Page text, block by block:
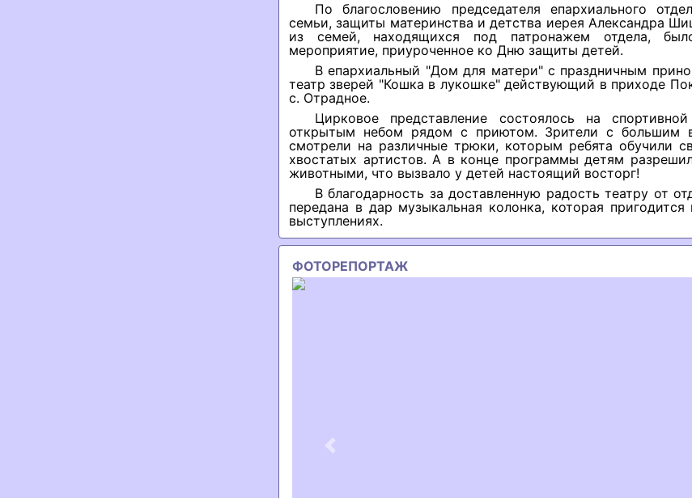
По благословению председателя епархиального
семьи, защиты материнства и детства иерея Александра
из семей, находящихся под патронажем отдела,
мероприятие, приуроченное ко Дню защиты детей.
В епархиальный "Дом для матери" с праздничным
театр зверей "Кошка в лукошке" действующий в приходе
с. Отрадное.
Цирковое представление состоялось на
открытым небом рядом с приютом. Зрители с большим
смотрели на различные трюки, которым ребята обучили
хвостатых артистов. А в конце программы детям
животными, что вызвало у детей настоящий восторг!
В благодарность за доставленную радость театру от
передана в дар музыкальная колонка, которая
выступлениях.
ФОТОРЕПОРТАЖ
Previous